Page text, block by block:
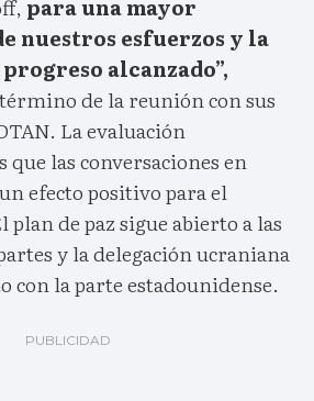
para una mayor
nuestros esfuerzos y la
alcanzado”,
de la reunión con sus
La evaluación
que las conversaciones en
efecto positivo para el
plan de paz sigue abierto a las
y la delegación ucraniana
con la parte estadounidense.